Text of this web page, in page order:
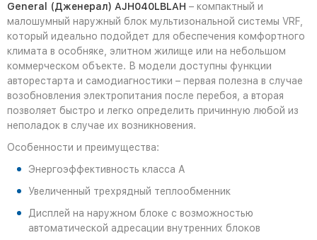
General (Дженерал) AJH040LBLAH – компактный и
малошумный наружный блок мультизональной системы VRF,
который идеально подойдет для обеспечения комфортного
климата в особняке, элитном жилище или на небольшом
коммерческом объекте. В модели доступны функции
авторестарта и самодиагностики – первая полезна в случае
возобновления электропитания после перебоя, а вторая
позволяет быстро и легко определить причинную любой из
неполадок в случае их возникновения.
Особенности и преимущества:
Энергоэффективность класса А
Увеличенный трехрядный теплообменник
Дисплей на наружном блоке с возможностью
автоматической адресации внутренних блоков